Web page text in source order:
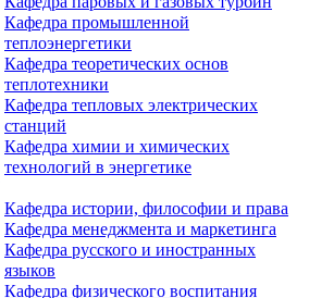
Кафедра промышленной
теплоэнергетики
Кафедра теоретических основ
теплотехники
Кафедра тепловых электрических
станций
Кафедра химии и химических
технологий в энергетике
Кафедра истории, философии и права
Кафедра менеджмента и маркетинга
Кафедра русского и иностранных
языков
Кафедра физического воспитания